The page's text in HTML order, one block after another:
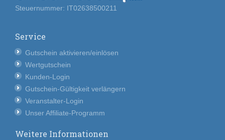
Steuernummer: IT02638500211
Service
Gutschein aktivieren/einlösen
Wertgutschein
Kunden-Login
Gutschein-Gültigkeit verlängern
Veranstalter-Login
Unser Affiliate-Programm
Weitere Informationen